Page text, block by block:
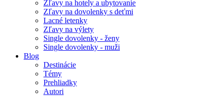
Zľavy na hotely a ubytovanie
Zľavy na dovolenky s deťmi
Lacné letenky
Zľavy na výlety
Single dovolenky - ženy
Single dovolenky - muži
Blog
Destinácie
Témy
Prehliadky
Autori